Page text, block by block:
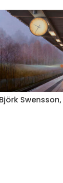
Swensson,